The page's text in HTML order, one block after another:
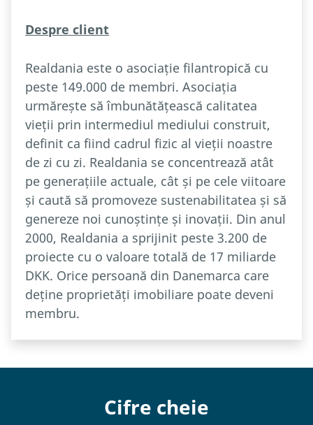
Despre client
Realdania este o asociație filantropică cu
peste 149.000 de membri. Asociația
urmărește să îmbunătățească calitatea
vieții prin intermediul mediului construit,
definit ca fiind cadrul fizic al vieții noastre
de zi cu zi. Realdania se concentrează atât
pe generațiile actuale, cât și pe cele viitoare
și caută să promoveze sustenabilitatea și să
genereze noi cunoștințe și inovații. Din anul
2000, Realdania a sprijinit peste 3.200 de
proiecte cu o valoare totală de 17 miliarde
DKK. Orice persoană din Danemarca care
deține proprietăți imobiliare poate deveni
membru.
Cifre cheie